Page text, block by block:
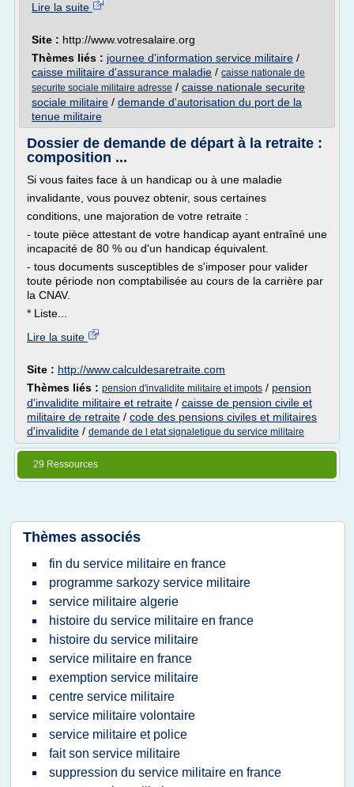
Lire la suite
Site : http://www.votresalaire.org
Thèmes liés : journee d'information service militaire /
caisse militaire d'assurance maladie / caisse nationale de
securite sociale militaire adresse / caisse nationale securite
sociale militaire / demande d'autorisation du port de la
tenue militaire
Dossier de demande de départ à la retraite :
composition ...
Si vous faites face à un handicap ou à une maladie
invalidante, vous pouvez obtenir, sous certaines
conditions, une majoration de votre retraite :
- toute pièce attestant de votre handicap ayant entraîné une
incapacité de 80 % ou d'un handicap équivalent.
- tous documents susceptibles de s'imposer pour valider
toute période non comptabilisée au cours de la carrière par
la CNAV.
* Liste...
Lire la suite
Site : http://www.calculdesaretraite.com
Thèmes liés : pension d'invalidite militaire et impots / pension
d'invalidite militaire et retraite / caisse de pension civile et
militaire de retraite / code des pensions civiles et militaires
d'invalidite / demande de l etat signaletique du service militaire
29 Ressources
Thèmes associés
fin du service militaire en france
programme sarkozy service militaire
service militaire algerie
histoire du service militaire en france
histoire du service militaire
service militaire en france
exemption service militaire
centre service militaire
service militaire volontaire
service militaire et police
fait son service militaire
suppression du service militaire en france